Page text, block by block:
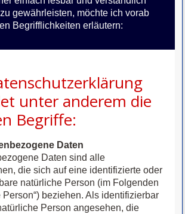
gewährleisten, möchte ich vorab
Begrifflichkeiten erläutern:
unter anderem die
Begriffe:
Daten
Daten sind alle
die sich auf eine identifizierte oder
natürliche Person (im Folgenden
Person“) beziehen. Als identifizierbar
Person angesehen, die